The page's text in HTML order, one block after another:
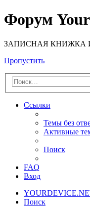
Форум
ЗАПИСНАЯ КНИЖКА
Пропустить
Ссылки
Темы без
Активные
Поиск
FAQ
Вход
Поиск